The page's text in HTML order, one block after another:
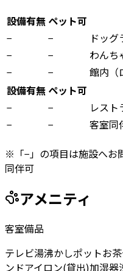
設備有無 ペット可
−
−
ドッグ
−
−
わんち
−
−
館内（
設備有無 ペット可
−
−
レス
−
−
客室同
※「−」の項目は施設へお
同伴可
アメニティ
客室備品
テレビ湯沸かしポットお
ンドアイロン(貸出)加湿器